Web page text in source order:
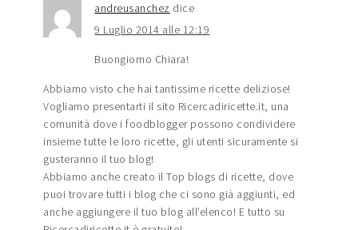
andreusanchez dice
9 Luglio 2014 alle 12:19
Buongiorno Chiara!
Abbiamo visto che hai tantissime ricette deliziose!
Vogliamo presentarti il sito Ricercadiricette.it, una
comunità dove i foodblogger possono condividere
insieme tutte le loro ricette, gli utenti sicuramente si
gusteranno il tuo blog!
Abbiamo anche creato il Top blogs di ricette, dove
puoi trovare tutti i blog che ci sono già aggiunti, ed
anche aggiungere il tuo blog all’elenco! E tutto su